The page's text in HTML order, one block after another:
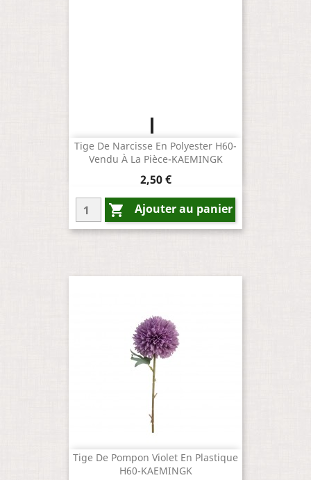
Tige De Narcisse En Polyester H60-
Vendu À La Pièce-KAEMINGK
Prix
2,50 €
 Ajouter au panier
Tige De Pompon Violet En Plastique
H60-KAEMINGK